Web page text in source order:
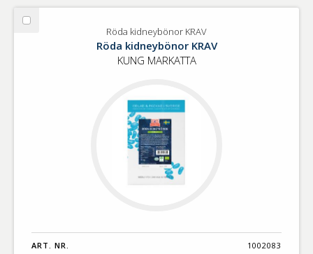
Välj
Röda kidneybönor KRAV
Röda kidneybönor KRAV
KUNG MARKATTA
ART. NR. 1002083